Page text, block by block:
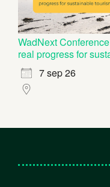
WadNext
real progress for
7 sep 26